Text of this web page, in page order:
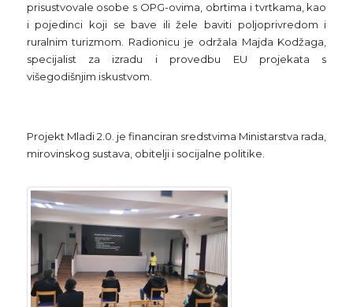
prisustvovale osobe s OPG-ovima, obrtima i tvrtkama, kao
i pojedinci koji se bave ili žele baviti poljoprivredom i
ruralnim turizmom. Radionicu je održala Majda Kodžaga,
specijalist za izradu i provedbu EU projekata s
višegodišnjim iskustvom.
Projekt Mladi 2.0. je financiran sredstvima Ministarstva rada,
mirovinskog sustava, obitelji i socijalne politike.